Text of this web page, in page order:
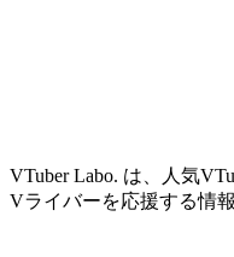
VTuber Labo. は、人気
Vライバーを応援する情